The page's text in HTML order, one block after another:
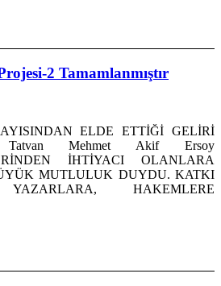
2 Tamamlanmıştır
ELDE ETTİĞİ GELİRİ
Mehmet Akif Ersoy
İHTİYACI OLANLARA
MUTLULUK DUYDU. KATKI
HAKEMLERE